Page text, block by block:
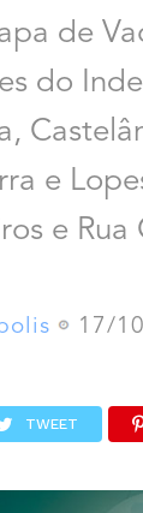
de
do
e
e Rua
17/
TWEET